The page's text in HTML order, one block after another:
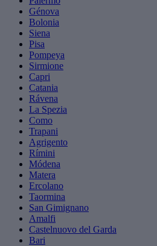
Génova
Bolonia
Siena
Pisa
Pompeya
Sirmione
Capri
Catania
Rávena
La Spezia
Como
Trapani
Agrigento
Rímini
Módena
Matera
Ercolano
Taormina
San Gimignano
Amalfi
Castelnuovo del Garda
Bari